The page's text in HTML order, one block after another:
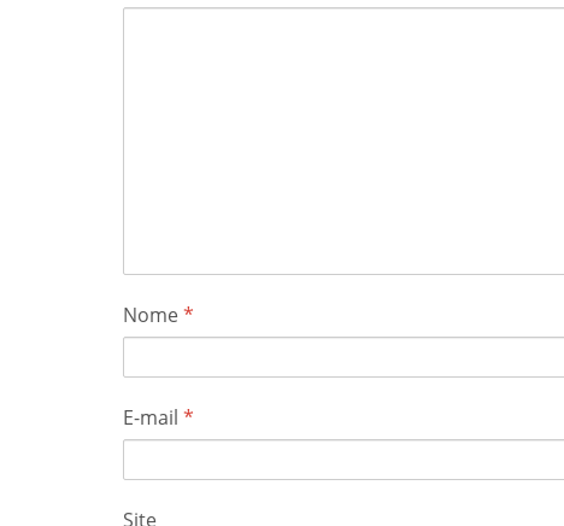
Nome*
E-mail *
Site